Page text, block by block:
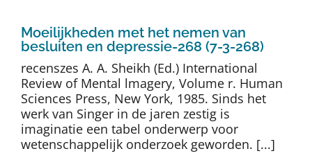
Contact
Moeilijkheden met het nemen van
besluiten en depressie-268 (7-3-268)
recenszes A. A. Sheikh (Ed.) International
Review of Mental lmagery, Volume r. Human
Sciences Press, New York, 1985. Sinds het
werk van Singer in de jaren zestig is
imaginatie een tabel onderwerp voor
wetenschappelijk onderzoek geworden. [...]